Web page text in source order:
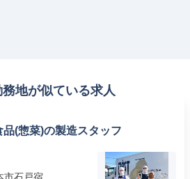
地が似ている求人
(惣菜)の製造スタッフ